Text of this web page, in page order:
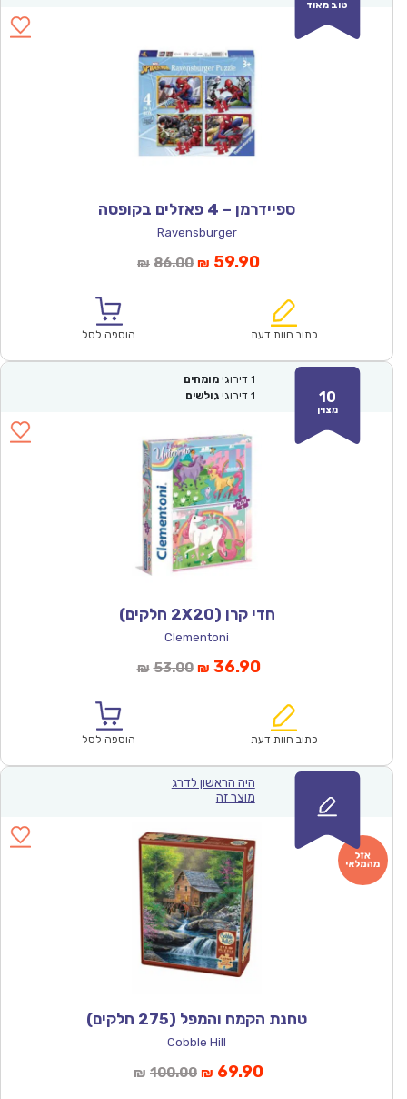
טוב מאוד
ספיידרמן – 4 פאזלים בקופסה
Ravensburger
₪ 86.00המחיר
₪86.00.
₪ 59.90המחיר
הוא:
כתוב חוות דעת הוספה לסל
10
מצוין
1 דירוגי מומחים
1 דירוגי גולשים
חדי קרן (2X20 חלקים)
Clementoni
₪ 53.00המחיר
₪53.00.
₪ 36.90המחיר
הוא:
כתוב חוות דעת הוספה לסל
היה הראשון לדרג
מוצר זה
טחנת הקמח והמפל (275 חלקים)
Cobble Hill
₪ 100.00המחיר
₪ 69.90המחיר